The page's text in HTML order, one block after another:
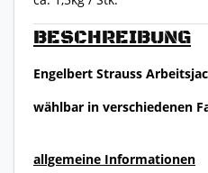
BESCHREIBUNG
Engelbert Strauss
wählbar in verschiedenen
allgemeine Informationen